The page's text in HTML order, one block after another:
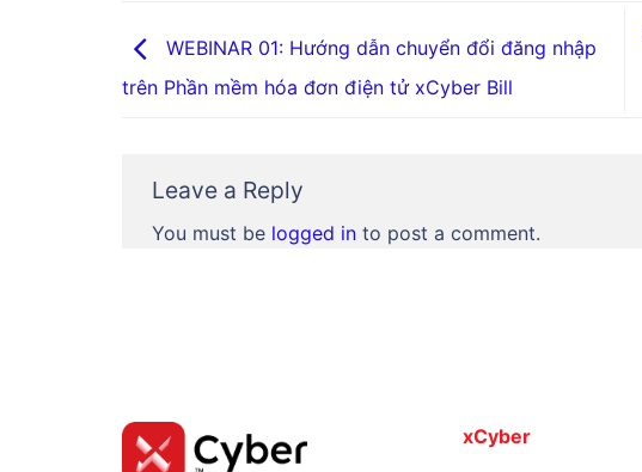
WEBINAR 01: Hướng dẫn chuyển đổi đăng nhập
trên Phần mềm hóa đơn điện tử xCyber Bill
Leave a Reply
You must be logged in to post a comment.
xCyber